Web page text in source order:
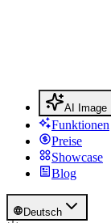
AI Image
Funktionen
Preise
Showcase
Blog
Deutsch